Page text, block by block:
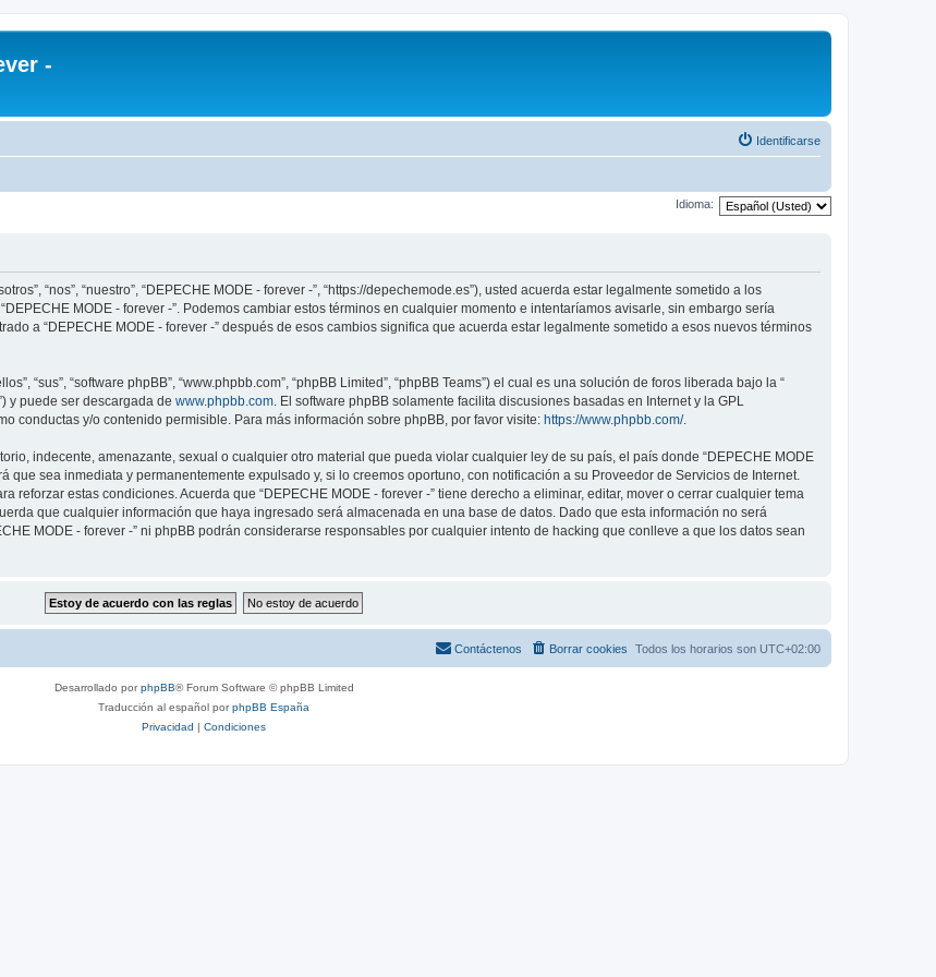
-
Identificarse
Idioma:
“nos”, “nuestro”, “DEPECHE MODE - forever -”, “https://depechemode.es”), usted acuerda estar legalmente sometido a los
MODE - forever -”. Podemos cambiar estos términos en cualquier momento e intentaríamos avisarle, sin embargo sería
a “DEPECHE MODE - forever -” después de esos cambios significa que acuerda estar legalmente sometido a esos nuevos términos
“sus”, “software phpBB”, “www.phpbb.com”, “phpBB Limited”, “phpBB Teams”) el cual es una solución de foros liberada bajo la “
y puede ser descargada de www.phpbb.com. El software phpBB solamente facilita discusiones basadas en Internet y la GPL
conductas y/o contenido permisible. Para más información sobre phpBB, por favor visite: https://www.phpbb.com/.
indecente, amenazante, sexual o cualquier otro material que pueda violar cualquier ley de su país, el país donde “DEPECHE MODE
que sea inmediata y permanentemente expulsado y, si lo creemos oportuno, con notificación a su Proveedor de Servicios de Internet.
reforzar estas condiciones. Acuerda que “DEPECHE MODE - forever -” tiene derecho a eliminar, editar, mover o cerrar cualquier tema
que cualquier información que haya ingresado será almacenada en una base de datos. Dado que esta información no será
MODE - forever -” ni phpBB podrán considerarse responsables por cualquier intento de hacking que conlleve a que los datos sean
Todos los horarios son UTC+02:00
Borrar cookies
Contáctenos
Desarrollado porphpBB® Forum Software © phpBB Limited
Traducción al español porphpBB España
Privacidad | Condiciones